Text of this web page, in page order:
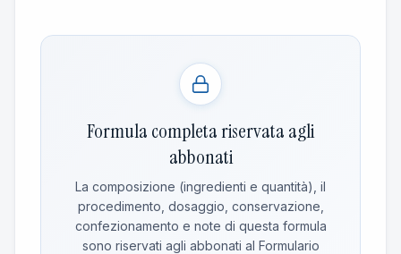
Formula completa riservata agli
abbonati
La composizione (ingredienti e quantità), il
procedimento, dosaggio, conservazione,
confezionamento e note di questa formula
sono riservati agli abbonati al Formulario